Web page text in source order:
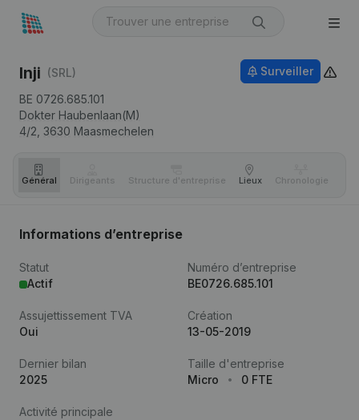
Inji (SRL)
BE 0726.685.101
Dokter Haubenlaan(M)
4/2, 3630 Maasmechelen
Surveiller
Général Dirigeants Structure d'entreprise Lieux Chronologie
Informations d’entreprise
Statut
Actif
Numéro d’entreprise
BE0726.685.101
Assujettissement TVA
Oui
Création
13-05-2019
Dernier bilan
2025
Taille d'entreprise
Micro
0 FTE
Activité principale